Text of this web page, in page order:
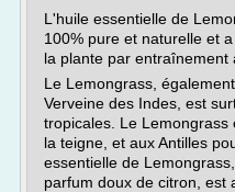
L'huile essentielle de
100% pure et naturelle et
la plante par entraînement
Le Lemongrass,
Verveine des Indes, est
tropicales. Le
la teigne, et aux Antilles
essentielle de
parfum doux de citron, est